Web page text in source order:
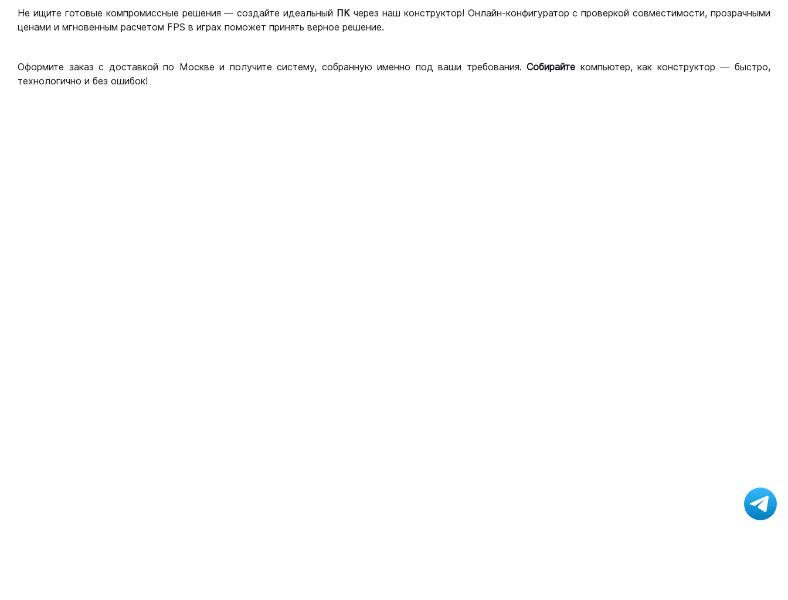
Не ищите готовые компромиссные решения — создайте идеальный ПК через наш конструктор! Онлайн-конфигуратор с проверкой совместимости, прозрачными
ценами и мгновенным расчетом FPS в играх поможет принять верное решение.
Оформите заказ с доставкой по Москве и получите систему, собранную именно под ваши требования.Собирайте компьютер, как конструктор — быстро,
технологично и без ошибок!